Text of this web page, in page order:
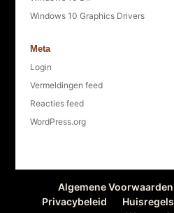
Windows 10 Graphics Drivers
Meta
Login
Vermeldingen feed
Reacties feed
WordPress.org
Algemene Voorwaarden
Privacybeleid
Huisregels